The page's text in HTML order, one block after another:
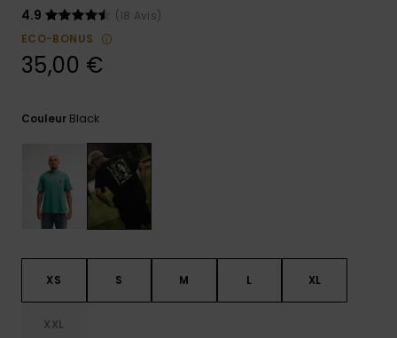
Démarrer
les plus
fréquentes
formulaire
contact.
la FAQ
4.9
(18 Avis)
ECO-BONUS
35,00 €
Couleur Black
XS S M L XL
XXL